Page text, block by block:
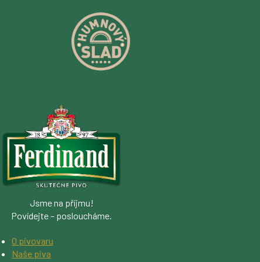
O pivovaru
Naše piva
Jsme na příjmu!
Povídejte – posloucháme.